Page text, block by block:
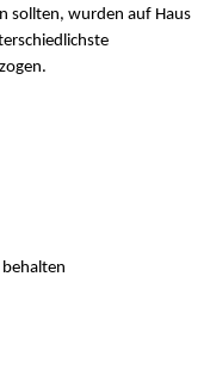
sollten, wurden auf Haus
behalten